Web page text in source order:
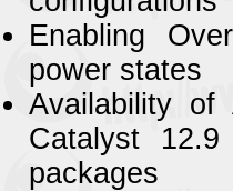
Enabling
power states
Availability of
Catalyst
packages